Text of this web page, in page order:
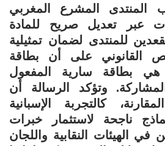
المنتدى المشرع المغربي
عبر تعديل صريح للمادة
للمنتدى لضمان تمثيلية
القانوني على أن بطاقة
بطاقة سارية المفعول
وتؤكد الرسالة أن
كالتجربة الإسبانية
ناجحة لاستثمار خبرات
في الهيئات النقابية واللجان